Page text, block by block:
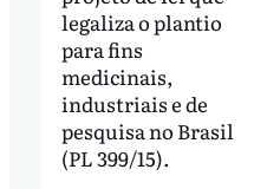
legaliza o plantio
para fins
medicinais,
industriais e de
pesquisa no Brasil
(PL 399/15).